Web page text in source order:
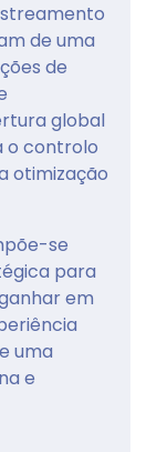
de uma
de
global
o controlo
otimização
se
para
em
uma
e